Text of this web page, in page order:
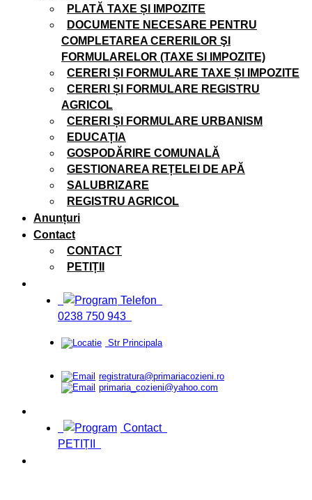
PLATĂ TAXE ȘI IMPOZITE
DOCUMENTE NECESARE PENTRU
COMPLETAREA CERERILOR ŞI
FORMULARELOR (TAXE SI IMPOZITE)
CERERI ȘI FORMULARE TAXE ȘI IMPOZITE
CERERI ȘI FORMULARE REGISTRU
AGRICOL
CERERI ȘI FORMULARE URBANISM
EDUCAȚIA
GOSPODĂRIRE COMUNALĂ
GESTIONAREA REȚELEI DE APĂ
SALUBRIZARE
REGISTRU AGRICOL
Anunțuri
Contact
CONTACT
PETIȚII
Telefon
0238 750 943
Str Principala
registratura@primariacozieni.ro
primaria_cozieni@yahoo.com
Contact
PETIȚII